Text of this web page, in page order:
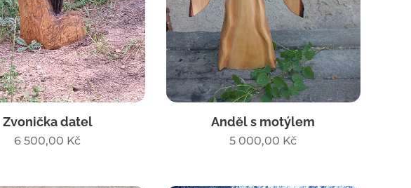
Zvonička datel
6 500,00 Kč
Anděl s motýlem
5 000,00 Kč